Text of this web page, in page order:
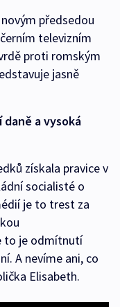
předsedou
televizním
proti romským
jasně
daně a vysoká
získala pravice v
socialisté o
je to trest za
to je odmítnutí
A nevíme ani, co
Elisabeth.